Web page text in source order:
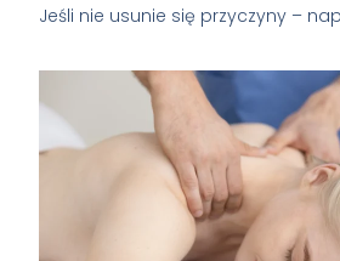
Jeśli nie usunie się przyczyny –